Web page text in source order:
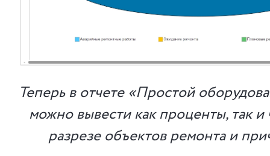
Теперь в отчете «Простой
можно вывести как проценты, так и
разрезе объектов ремонта и